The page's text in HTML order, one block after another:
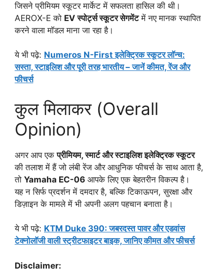
जिसने प्रीमियम स्कूटर मार्केट में सफलता हासिल की थी।
AEROX-E को EV स्पोर्ट्स स्कूटर सेगमेंटमें नए मानक स्थापित
करने वाला मॉडल माना जा रहा है।
ये भी पढ़े: Numeros N-First इलेक्ट्रिक स्कूटर लॉन्च:
सस्ता, स्टाइलिश और पूरी तरह भारतीय – जानें कीमत, रेंज और
फीचर्स
कुल मिलाकर (Overall
Opinion)
अगर आप एकप्रीमियम, स्मार्ट और स्टाइलिश इलेक्ट्रिक स्कूटर
की तलाश में हैं जो लंबी रेंज और आधुनिक फीचर्स के साथ आता है,
तो Yamaha EC-06 आपके लिए एक बेहतरीन विकल्प है।
यह न सिर्फ प्रदर्शन में दमदार है, बल्कि टिकाऊपन, सुरक्षा और
डिज़ाइन के मामले में भी अपनी अलग पहचान बनाता है।
ये भी पढ़े: KTM Duke 390: जबरदस्त पावर और एडवांस
टेक्नोलॉजी वाली स्ट्रीटफाइटर बाइक, जानिए कीमत और फीचर्स
Disclaimer: